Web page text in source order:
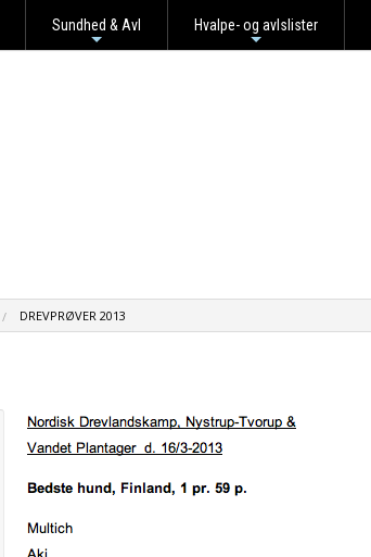
Sundhed & Avl Hvalpe- og avlslister
DREVPRØVER 2013